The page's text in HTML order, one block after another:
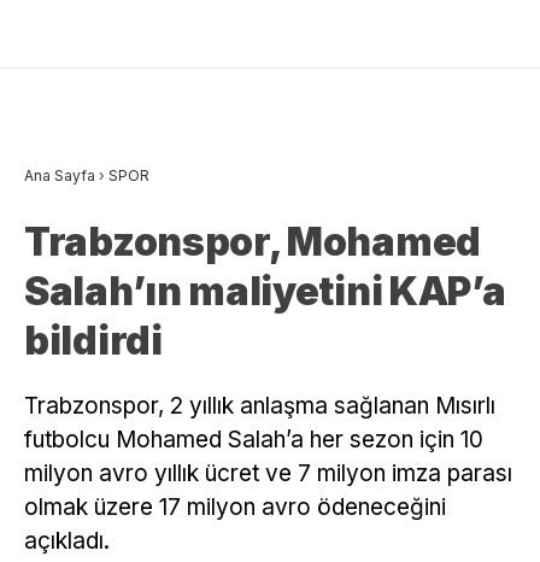
Ana Sayfa › SPOR
Trabzonspor, Mohamed
Salah’ın maliyetini KAP’a
bildirdi
Trabzonspor, 2 yıllık anlaşma sağlanan Mısırlı
futbolcu Mohamed Salah’a her sezon için 10
milyon avro yıllık ücret ve 7 milyon imza parası
olmak üzere 17 milyon avro ödeneceğini
açıkladı.